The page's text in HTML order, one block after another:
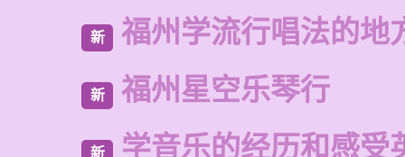
新 福州学流行唱法的地
新 福州星空乐琴行
新 学音乐的经历和感受